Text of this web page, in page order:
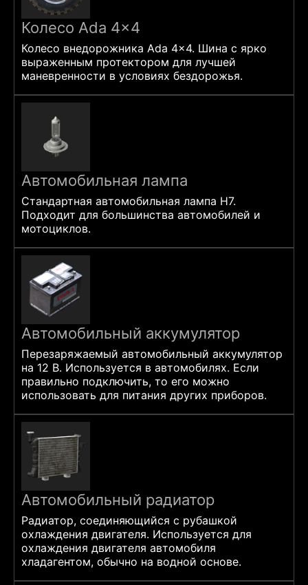
Колесо Ada 4×4
Колесо внедорожника Ada 4x4. Шина с ярко
выраженным протектором для лучшей
маневренности в условиях бездорожья.
Автомобильная лампа
Стандартная автомобильная лампа H7.
Подходит для большинства автомобилей и
мотоциклов.
Автомобильный аккумулятор
Перезаряжаемый автомобильный аккумулятор
на 12 В. Используется в автомобилях. Если
правильно подключить, то его можно
использовать для питания других приборов.
Автомобильный радиатор
Радиатор, соединяющийся с рубашкой
охлаждения двигателя. Используется для
охлаждения двигателя автомобиля
хладагентом, обычно на водной основе.